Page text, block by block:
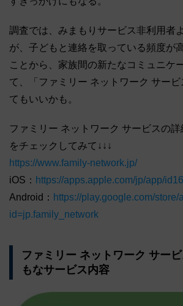
調査では、みまもりサービス非利用者
が、子どもと連絡を取っている頻度が
ことから、家族間の新たなコミュニケ
て、「ファミリー ネットワーク サー
てもいいかも。
ファミリー ネットワーク サービスの詳
をチェックしてみて↓↓↓
https://www.family-network.jp/
iOS： https://apps.apple.com/jp/app/
Android： https://play.google.com/store/
id=jp.family_network
ファミリー ネットワーク サー
もなサービス内容